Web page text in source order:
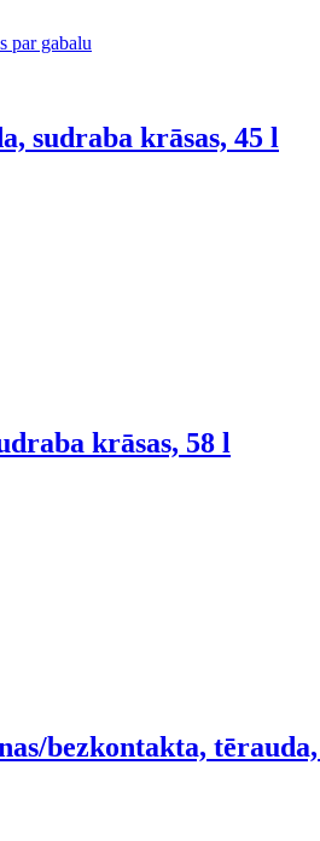
par gabalu
sudraba krāsas, 45 l
krāsas, 58 l
bezkontakta,